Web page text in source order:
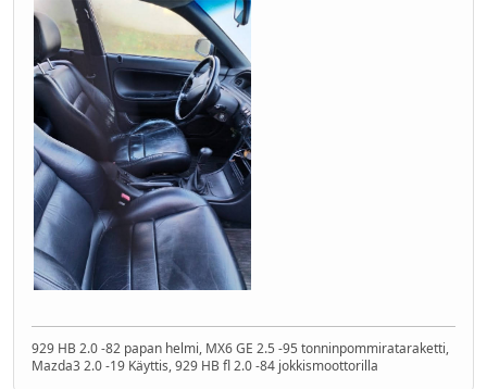
929 HB 2.0 -82 papan helmi, MX6 GE 2.5 -95 tonninpommirataraketti,
Mazda3 2.0 -19 Käyttis, 929 HB fl 2.0 -84 jokkismoottorilla